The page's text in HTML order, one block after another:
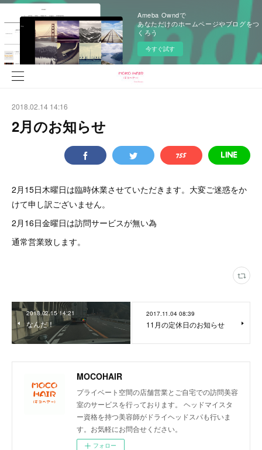
Ameba Owndで
あなただけのホームページやブログをつ
くろう
今すぐ試す
2018.02.14 14:16
2月のお知らせ
2月15日木曜日は臨時休業させていただきます。大変ご迷惑をか
けて申し訳ございません。
2月16日金曜日は訪問サービスが無い為
通常営業致します。
2018.02.15 14:21
なんだ！
2017.11.04 08:39
11月の定休日のお知らせ
MOCOHAIR
プライベート空間の店舗営業とご自宅での訪問美容
室のサービスを行っております。 ヘッドマイスタ
ー資格を持つ美容師がドライヘッドスパも行いま
す。お気軽にお問合せください。
フォロー